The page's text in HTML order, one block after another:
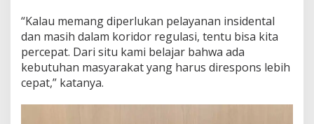
“Kalau memang diperlukan pelayanan insidental
dan masih dalam koridor regulasi, tentu bisa kita
percepat. Dari situ kami belajar bahwa ada
kebutuhan masyarakat yang harus direspons lebih
cepat,” katanya.